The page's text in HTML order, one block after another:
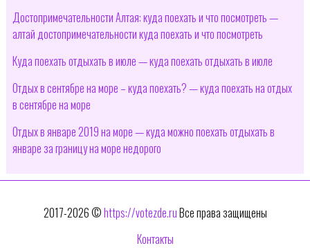
Достопримечательности Алтая: куда поехать и что посмотреть —
алтай достопримечательности куда поехать и что посмотреть
Куда поехать отдыхать в июле — куда поехать отдыхать в июле
Отдых в сентябре на море – куда поехать? — куда поехать на отдых
в сентябре на море
Отдых в январе 2019 на море — куда можно поехать отдыхать в
январе за границу на море недорого
2017-2026 ©https://votezde.ruВсе права защищены
Контакты